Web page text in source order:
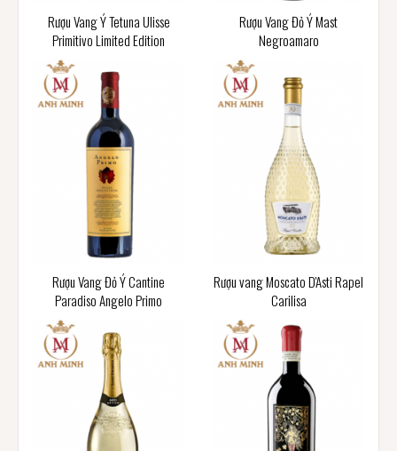
Rượu Vang Ý Tetuna Ulisse
Primitivo Limited Edition
Rượu Vang Đỏ Ý Mast
Negroamaro
Rượu Vang Đỏ Ý Cantine
Paradiso Angelo Primo
Rượu vang Moscato D'Asti Rapel
Carilisa